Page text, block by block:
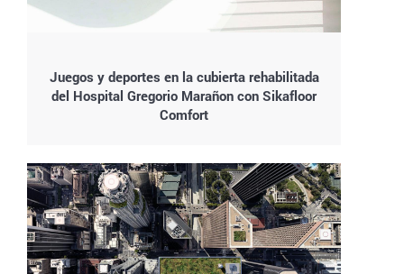
Juegos y deportes en la cubierta rehabilitada
del Hospital Gregorio Marañon con Sikafloor
Comfort